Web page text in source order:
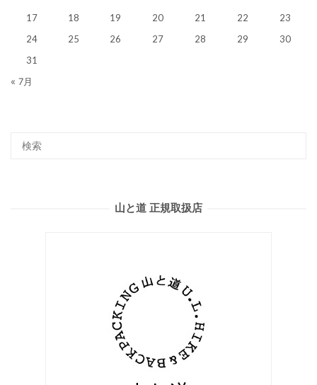
17
18 19 20 21 22
23
24
25 26 27 28 29
30
31
« 7月
山と道 正規取扱店